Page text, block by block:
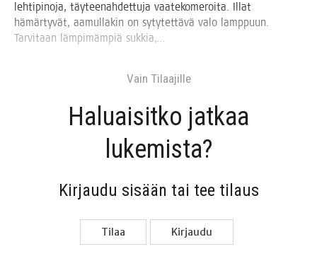
leh­ti­pi­no­ja, täy­tee­nah­det­tu­ja vaa­te­ko­me­roi­ta. Illat
hämär­ty­vät, aamul­la­kin on syty­tet­tä­vä valo lamp­puun.
Tar­vi­taan läm­pi­mäm­piä sukkia,…
Vain Tilaa­jil­le
Haluai­sit­ko jat­kaa
lukemista?
Kir­jau­du sisään tai tee tilaus
Tilaa Kir­jau­du